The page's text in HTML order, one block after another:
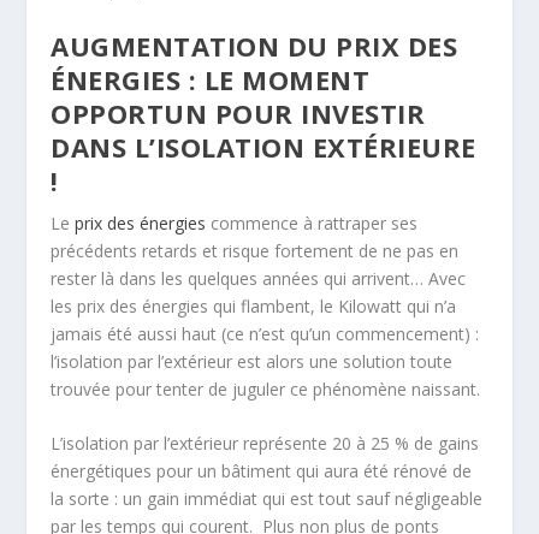
AUGMENTATION DU PRIX DES
ÉNERGIES : LE MOMENT
OPPORTUN POUR INVESTIR
DANS L’ISOLATION EXTÉRIEURE
!
Leprix des énergies commence à rattraper ses
précédents retards et risque fortement de ne pas en
rester là dans les quelques années qui arrivent… Avec
les prix des énergies qui flambent, le Kilowatt qui n’a
jamais été aussi haut (ce n’est qu’un commencement) :
l’isolation par l’extérieur est alors une solution toute
trouvée pour tenter de juguler ce phénomène naissant.
L’isolation par l’extérieur représente 20 à 25 % de gains
énergétiques pour un bâtiment qui aura été rénové de
la sorte : un gain immédiat qui est tout sauf négligeable
par les temps qui courent. Plus non plus de ponts